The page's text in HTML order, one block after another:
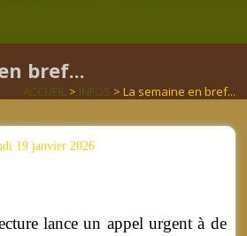
bref...
ACCUEIL> INFOS > La semaine en bref...
19 janvier 2026
lance un appel urgent à de